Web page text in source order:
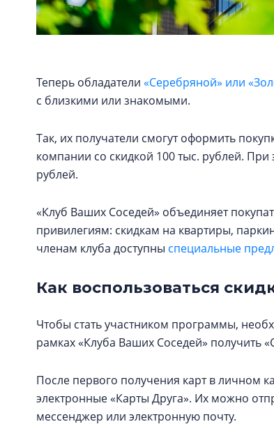
Теперь обладатели «Серебряной» или
с близкими или знакомыми.
Так, их получатели смогут оформить
компании со скидкой 100 тыс. рублей.
рублей.
«Клуб Ваших Соседей» объединяет
привилегиям: скидкам на квартиры,
членам клуба доступны специальные
Как воспользоваться
Чтобы стать участником программы,
рамках «Клуба Ваших Соседей» получить
После первого получения карт в личном
электронные «Карты Друга». Их можно
мессенджер или электронную почту.